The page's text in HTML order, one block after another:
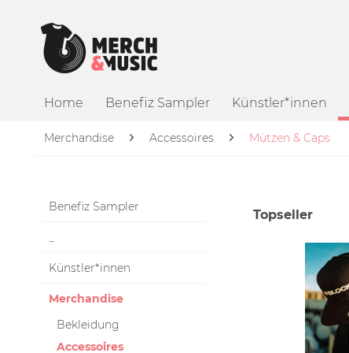
Home Benefiz Sampler Künstler*innen
Merchandise Accessoires Mützen & Caps
Benefiz Sampler
Künstler*innen
Merchandise
Bekleidung
Accessoires
Topseller